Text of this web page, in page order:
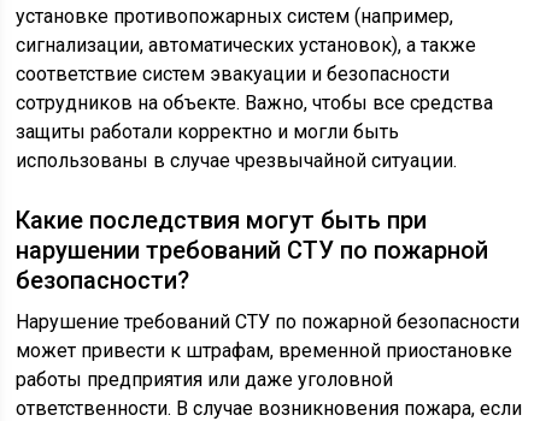
установке противопожарных систем (например,
сигнализации, автоматических установок), а также
соответствие систем эвакуации и безопасности
сотрудников на объекте. Важно, чтобы все средства
защиты работали корректно и могли быть
использованы в случае чрезвычайной ситуации.
Какие последствия могут быть при
нарушении требований СТУ по пожарной
безопасности?
Нарушение требований СТУ по пожарной безопасности
может привести к штрафам, временной приостановке
работы предприятия или даже уголовной
ответственности. В случае возникновения пожара, если